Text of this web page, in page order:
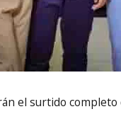
el surtido